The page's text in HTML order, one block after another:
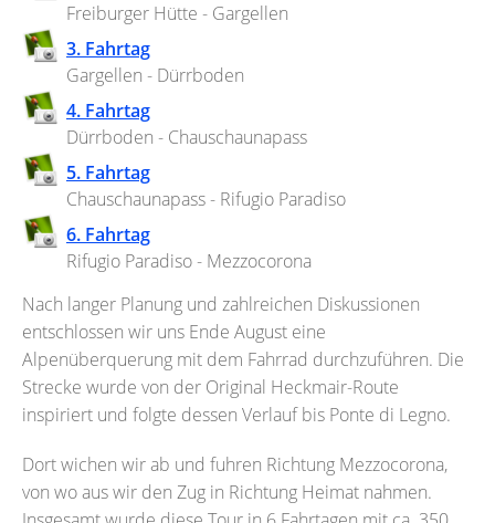
Freiburger Hütte - Gargellen
3. Fahrtag
Gargellen - Dürrboden
4. Fahrtag
Dürrboden - Chauschaunapass
5. Fahrtag
Chauschaunapass - Rifugio Paradiso
6. Fahrtag
Rifugio Paradiso - Mezzocorona
Nach langer Planung und zahlreichen Diskussionen
entschlossen wir uns Ende August eine
Alpenüberquerung mit dem Fahrrad durchzuführen. Die
Strecke wurde von der Original Heckmair-Route
inspiriert und folgte dessen Verlauf bis Ponte di Legno.
Dort wichen wir ab und fuhren Richtung Mezzocorona,
von wo aus wir den Zug in Richtung Heimat nahmen.